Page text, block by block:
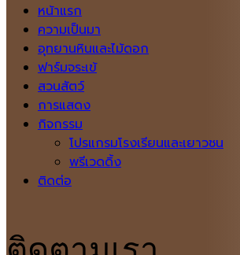
หน้าแรก
ความเป็นมา
อุทยานหินและไม้ดอก
ฟาร์มจระเข้
สวนสัตว์
การแสดง
กิจกรรม
โปรแกรมโรงเรียนและเยาวชน
พรีเวดดิ้ง
ติดต่อ